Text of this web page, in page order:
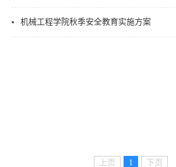
机械工程学院秋季安全教育实施方案
上页 1 下页